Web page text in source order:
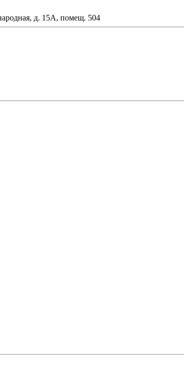
д. 15А, помещ. 504